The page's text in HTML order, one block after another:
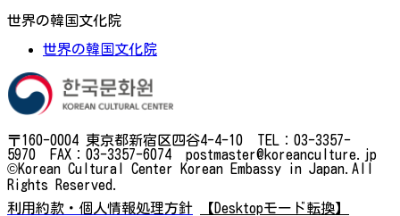
世界の韓国文化院
世界の韓国文化院
〒160-0004 東京都新宿区四谷4-4-10 TEL：03-3357-
5970 FAX：03-3357-6074 postmaster@koreanculture.jp
©Korean Cultural Center Korean Embassy in Japan.All
Rights Reserved.
利用約款・個人情報処理方針
【Desktopモード転換】